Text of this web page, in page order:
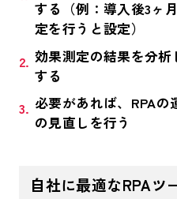
する（例：導入後3ヶ
定を行うと設定）
効果測定の結果を分析
する
必要があれば、RPA
の見直しを行う
自社に最適なRPAツ